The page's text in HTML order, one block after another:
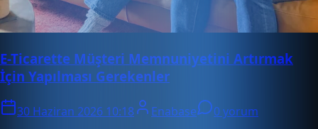
E-Ticarette Müşteri Memnuniyetini Artırmak
İçin Yapılması Gerekenler
30 Haziran 2026 10:18 Enabase
0 yorum